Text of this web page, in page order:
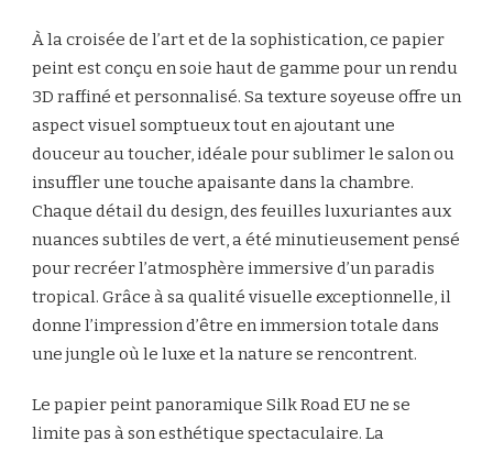
À la croisée de l’art et de la sophistication, ce papier
peint est conçu en soie haut de gamme pour un rendu
3D raffiné et personnalisé. Sa texture soyeuse offre un
aspect visuel somptueux tout en ajoutant une
douceur au toucher, idéale pour sublimer le salon ou
insuffler une touche apaisante dans la chambre.
Chaque détail du design, des feuilles luxuriantes aux
nuances subtiles de vert, a été minutieusement pensé
pour recréer l’atmosphère immersive d’un paradis
tropical. Grâce à sa qualité visuelle exceptionnelle, il
donne l’impression d’être en immersion totale dans
une jungle où le luxe et la nature se rencontrent.
Le papier peint panoramique Silk Road EU ne se
limite pas à son esthétique spectaculaire. La